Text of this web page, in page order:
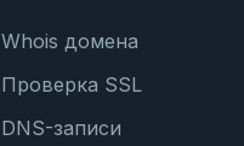
Whois домена
Проверка SSL
DNS-записи